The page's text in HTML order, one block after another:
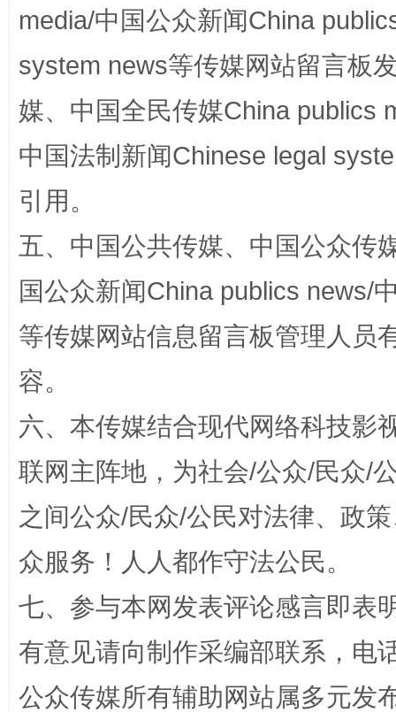
漫山遍野的桃花与雪山、麦地、白藏房
招工难、用工荒背后
网上购药对药下症？
media/中国公众新闻China
system news等传媒网站留言板
媒、中国全民传媒China publics
中国法制新闻Chinese legal
引用。
五、中国公共传媒、中国公众传
国公众新闻China publics news/
等传媒网站信息留言板管理人员
容。
六、本传媒结合现代网络科技影
联网主阵地，为社会/公众/民众/
之间公众/民众/公民对法律、政
众服务！人人都作守法公民。
七、参与本网发表评论感言即表
有意见请向制作采编部联系，电
公众传媒所有辅助网站属多元发